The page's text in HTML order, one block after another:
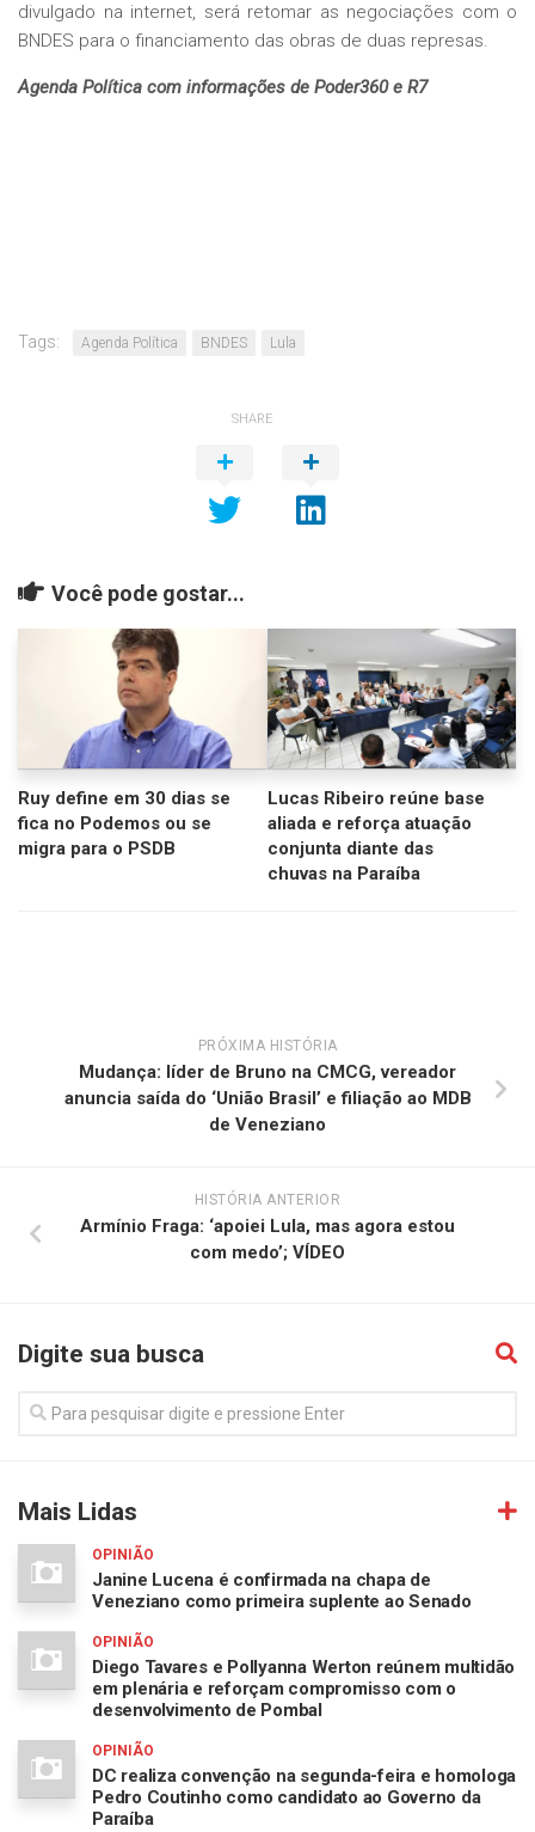
divulgado na internet, será retomar as negociações com o
BNDES para o financiamento das obras de duas represas.
Agenda Política com informações de Poder360 e R7
Tags: Agenda Política BNDES Lula
SHARE
Você pode gostar...
Ruy define em 30 dias se
fica no Podemos ou se
migra para o PSDB
Lucas Ribeiro reúne base
aliada e reforça atuação
conjunta diante das
chuvas na Paraíba
PRÓXIMA HISTÓRIA
Mudança: líder de Bruno na CMCG, vereador
anuncia saída do ‘União Brasil’ e filiação ao MDB
de Veneziano
HISTÓRIA ANTERIOR
Armínio Fraga: ‘apoiei Lula, mas agora estou
com medo’; VÍDEO
Digite sua busca
Mais Lidas
OPINIÃO
Janine Lucena é confirmada na chapa de
Veneziano como primeira suplente ao Senado
OPINIÃO
Diego Tavares e Pollyanna Werton reúnem multidão
em plenária e reforçam compromisso com o
desenvolvimento de Pombal
OPINIÃO
DC realiza convenção na segunda-feira e homologa
Pedro Coutinho como candidato ao Governo da
Paraíba